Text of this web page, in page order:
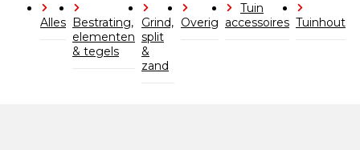
Alles Bestrating,
elementen
& tegels
Grind,
split
&
zand
Overig
Tuin
accessoires Tuinhout